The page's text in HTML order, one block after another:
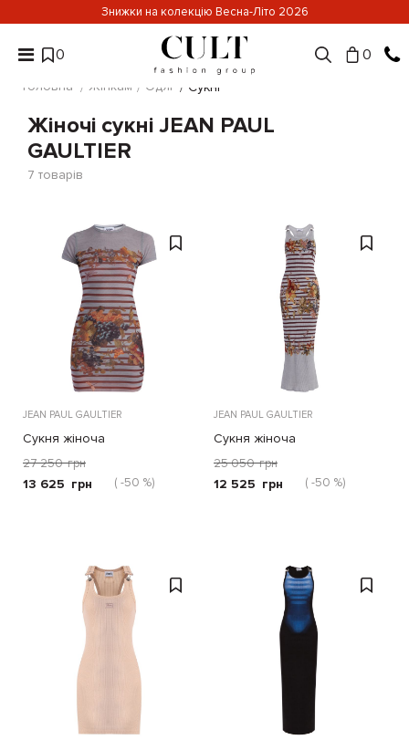
Знижки на колекцію Весна-Літо 2026
0 0
Головна Жінкам Одяг Сукні
Жіночі сукні JEAN PAUL
GAULTIER
7 товарів
JEAN PAUL GAULTIER
Сукня жіноча
27 250 грн
13 625 грн ( -50 %)
JEAN PAUL GAULTIER
Сукня жіноча
25 050 грн
12 525 грн ( -50 %)